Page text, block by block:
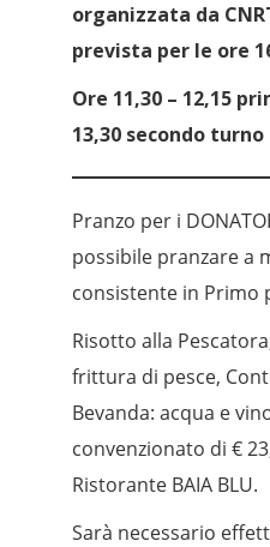
organizzata da
prevista per le ore
Ore 11,30 – 12,15
13,30 secondo turno
Pranzo per i
possibile pranzare a
consistente in Primo
Risotto alla
frittura di pesce,
Bevanda: acqua e
convenzionato di €
Ristorante BAIA BLU.
Sarà necessario